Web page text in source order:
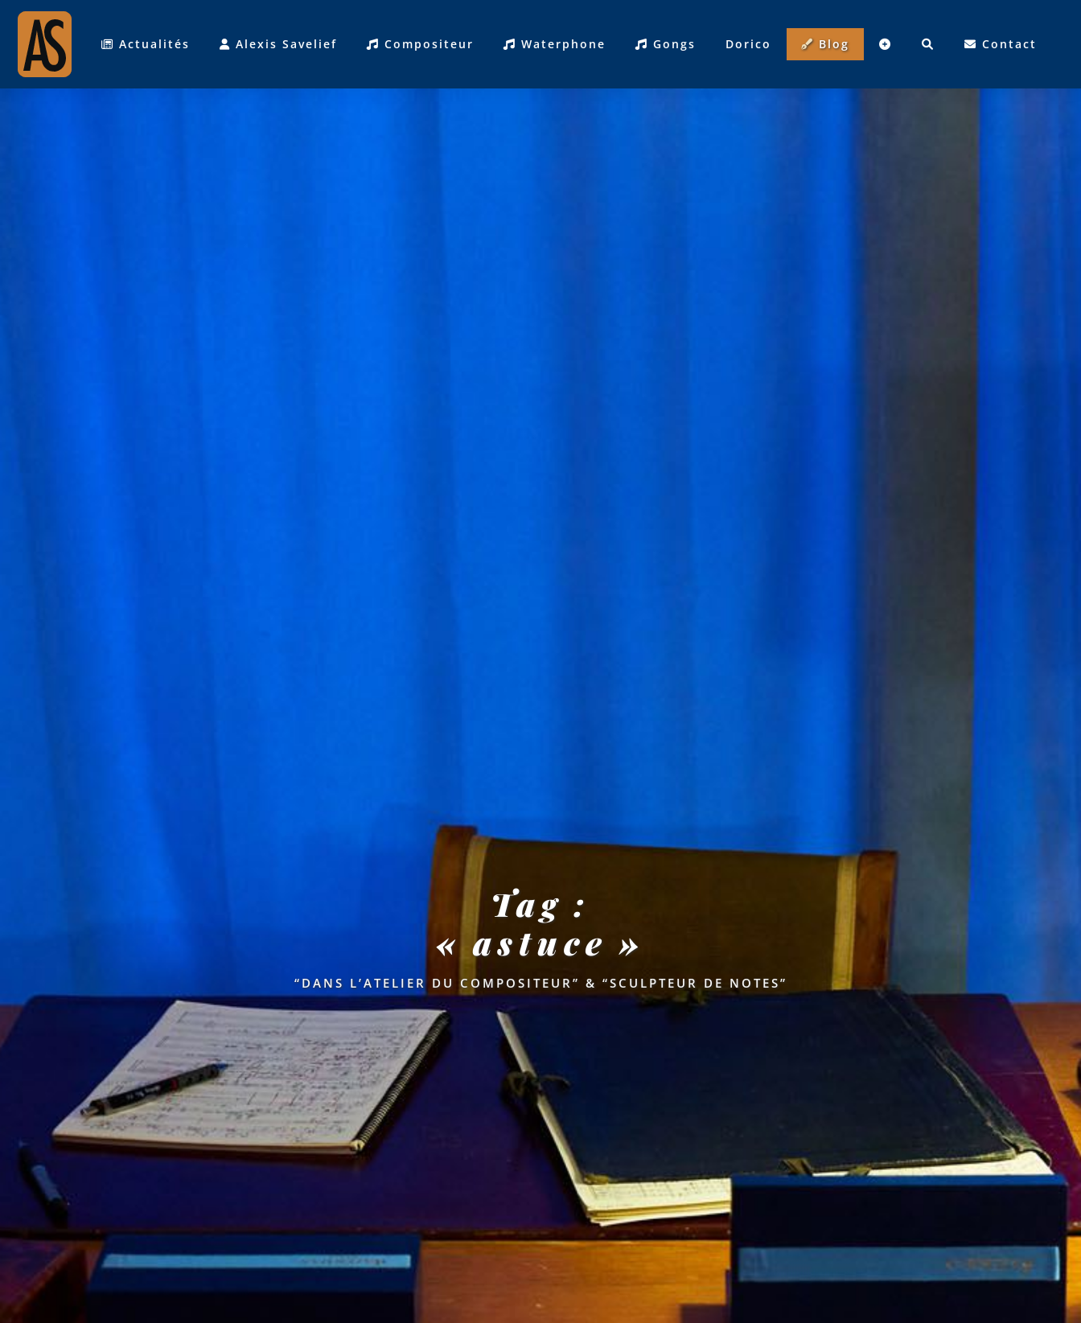
Actualités Alexis Savelief Compositeur Waterphone Gongs Dorico Blog Contact
Tag :
« astuce »
“DANS L’ATELIER DU COMPOSITEUR” & “SCULPTEUR DE NOTES”